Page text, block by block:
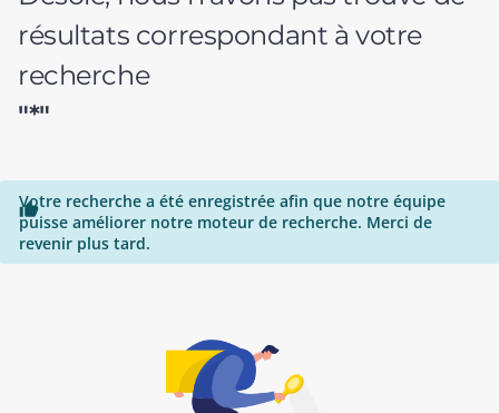
résultats correspondant à votre
recherche
"*"

Votre recherche a été enregistrée afin que notre équipe
puisse améliorer notre moteur de recherche. Merci de
revenir plus tard.